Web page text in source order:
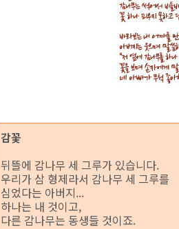
감꽃
뒤뜰에 감나무 세 그루가 있습니다.
우리가 삼 형제라서 감나무 세 그루를
심었다는 아버지...
하나는 내 것이고,
다른 감나무는 동생들 것이죠.